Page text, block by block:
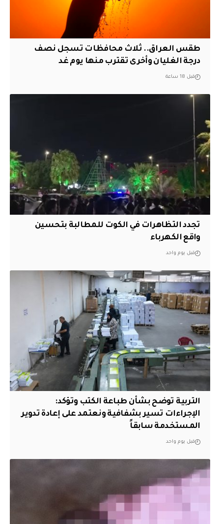
طقس العراق.. ثلاث محافظات تسجل نصف
درجة الغليان وأخرى تقترب منها يوم غد
قبل 18 ساعة
تجدد التظاهرات في الكوت للمطالبة بتحسين
واقع الكهرباء
قبل يوم واحد
التربية توضح بشأن طباعة الكتب وتؤكد:
الإجراءات تسير بشفافية ونعتمد على إعادة تدوير
المستخدمة سابقاً
قبل يوم واحد